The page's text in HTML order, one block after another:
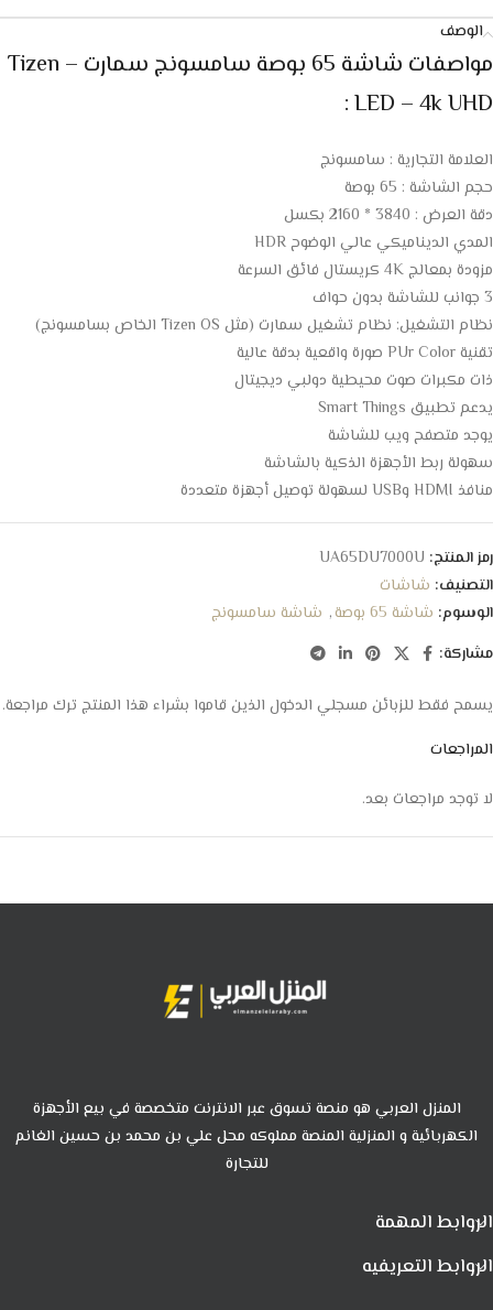
الوصف
مواصفات شاشة 65 بوصة سامسونج سمارت Tizen –
LED – 4k UHD :
العلامة التجارية : سامسونج
حجم الشاشة : 65 بوصة
دقة العرض : 3840 * 2160 بكسل
المدي الديناميكي عالي الوضوح HDR
مزودة بمعالج 4K كريستال فائق السرعة
3 جوانب للشاشة بدون حواف
نظام التشغيل: نظام تشغيل سمارت (مثل Tizen OS الخاص بسامسونج)
تقنية PUr Color صورة واقعية بدقة عالية
ذات مكبرات صوت محيطية دولبي ديجيتال
يدعم تطبيق Smart Things
يوجد متصفح ويب للشاشة
سهولة ربط الأجهزة الذكية بالشاشة
منافذ HDMI وUSB لسهولة توصيل أجهزة متعددة
رمز المنتج: UA65DU7000U
التصنيف: شاشات
الوسوم: شاشة 65 بوصة , شاشة سامسونج
مشاركة:
المراجعات
لا توجد مراجعات بعد.
يسمح فقط للزبائن مسجلي الدخول الذين قاموا بشراء هذا المنتج ترك مراجعة.
المنزل العربي هو منصة تسوق عبر الانترنت متخصصة في بيع الأجهزة
الكهربائية و المنزلية المنصة مملوكه محل علي بن محمد بن حسين الغانم
للتجارة
الروابط المهمة
الروابط التعريفيه